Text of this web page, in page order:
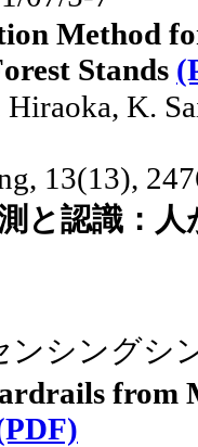
Method
Stands
Hiraoka, K.
13(13),
と認識：
ンシングシ
from